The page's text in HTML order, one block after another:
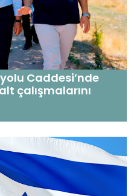
Caddesi’nde
çalışmalarını